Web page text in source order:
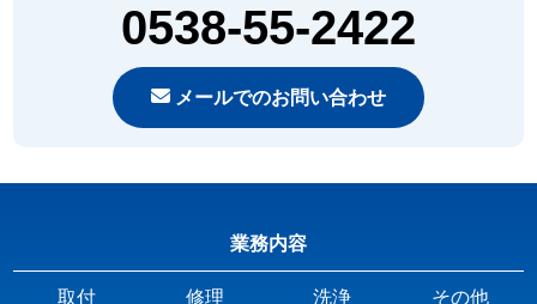
0538-55-2422
メールでのお問い合わせ
業務内容
取付 修理 洗浄 その他